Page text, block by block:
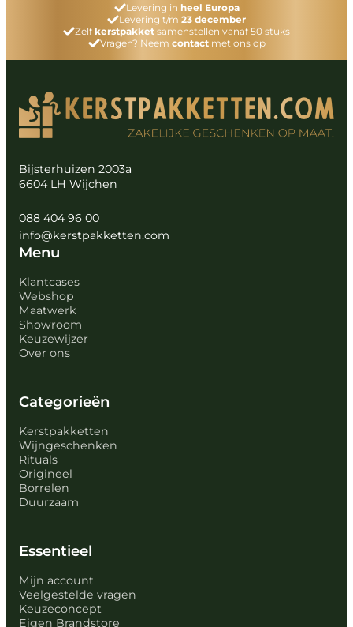
Levering in heel Europa
Levering t/m 23 december
Zelf kerstpakket samenstellen vanaf 50 stuks
Vragen? Neem contactmet ons op
Bijsterhuizen 2003a
6604 LH Wijchen
088 404 96 00
info@kerstpakketten.com
Menu
Klantcases
Webshop
Maatwerk
Showroom
Keuzewijzer
Over ons
Categorieën
Kerstpakketten
Wijngeschenken
Rituals
Origineel
Borrelen
Duurzaam
Essentieel
Mijn account
Veelgestelde vragen
Keuzeconcept
Eigen Brandstore